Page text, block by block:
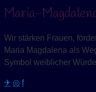
Maria-
Wir stärken Frauen,
Maria Magdalena als
Symbol weiblicher
✈ ◎ f